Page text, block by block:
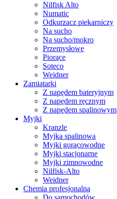
Nilfisk Alto
Numatic
Odkurzacz piekarniczy
Na sucho
Na sucho/mokro
Przemysłowe
Piorące
Soteco
Weidner
Zamiatarki
Z napędem bateryjnym
Z napędem ręcznym
Z napędem spalinowym
Myjki
Kranzle
Myjka spalinowa
Myjki gorącowodne
Myjki stacjonarne
Myjki zimnowodne
Nilfisk-Alto
Weidner
Chemia profesjonalna
Do samochodów